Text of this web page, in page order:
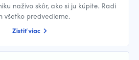
naživo skôr, ako si ju kúpite. Radi
všetko predvedieme.
Zistiť viac